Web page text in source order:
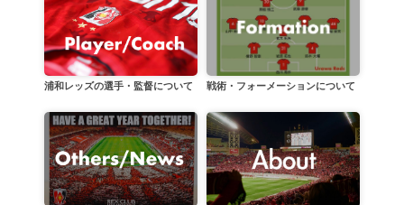
浦和レッズの選手・監督について 戦術・フォーメーションについて